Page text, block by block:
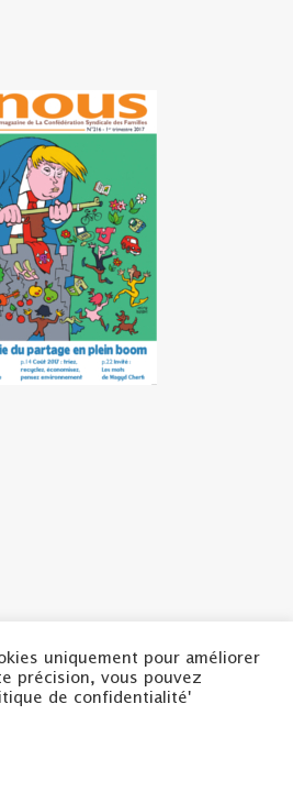
uniquement pour améliorer
précision, vous pouvez
de confidentialité'